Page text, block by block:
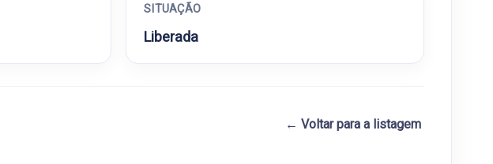
SITUAÇÃO
Liberada
← Voltar para a listagem